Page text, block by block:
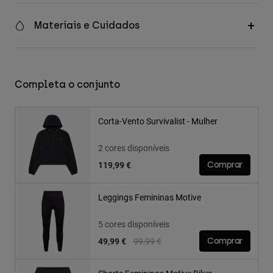
Materiais e Cuidados
Completa o conjunto
Corta-Vento Survivalist - Mulher
2 cores disponíveis
119,99 €
Comprar
Leggings Femininas Motive
5 cores disponíveis
Price reduced from
99,99 €to
49,99 € Comprar